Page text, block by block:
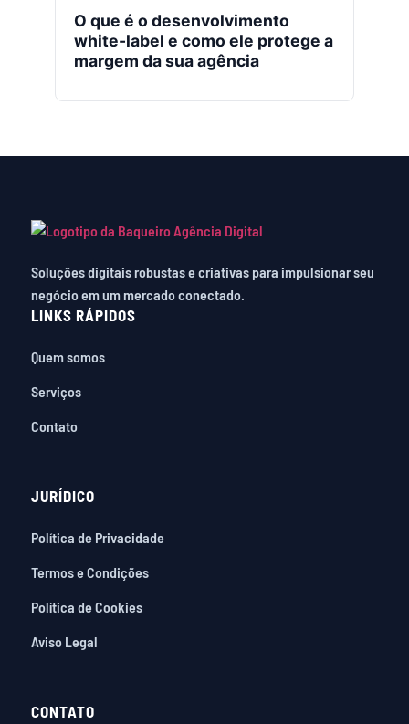
O que é o desenvolvimento
white-label e como ele protege a
margem da sua agência
Soluções digitais robustas e criativas para impulsionar seu
negócio em um mercado conectado.
LINKS RÁPIDOS
Quem somos
Serviços
Contato
JURÍDICO
Política de Privacidade
Termos e Condições
Política de Cookies
Aviso Legal
CONTATO